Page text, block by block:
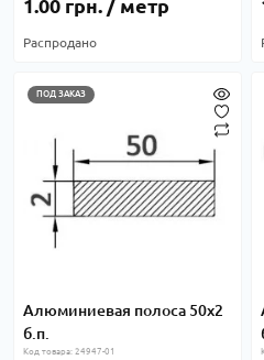
1.00 грн. / метр
Распродано
ПОД ЗАКАЗ
Алюминиевая полоса 50х2
б.п.
Код товара: 24947-01